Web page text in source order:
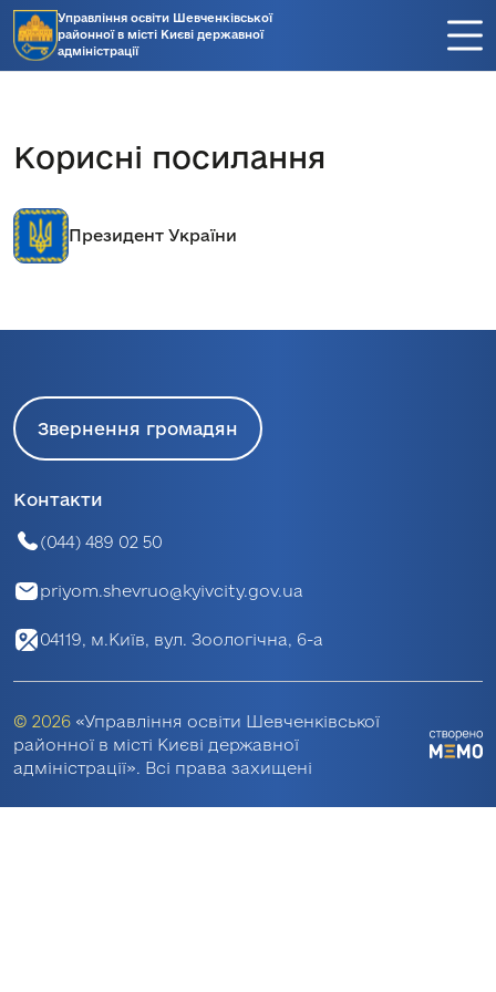
Управління освіти Шевченківської
районної в місті Києві державної
адміністрації
Корисні посилання
Президент України
Звернення громадян
Контакти
(044) 489 02 50
priyom.shevruo@kyivcity.gov.ua
04119, м.Київ, вул. Зоологічна, 6-а
© 2026 «Управління освіти Шевченківської
районної в місті Києві державної
адміністрації». Всі права захищені